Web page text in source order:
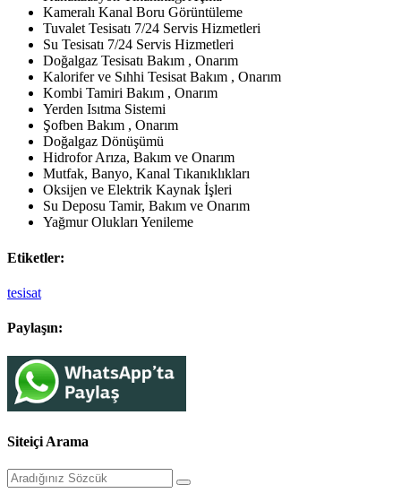
Kameralı Kanal Boru Görüntüleme
Tuvalet Tesisatı 7/24 Servis Hizmetleri
Su Tesisatı 7/24 Servis Hizmetleri
Doğalgaz Tesisatı Bakım , Onarım
Kalorifer ve Sıhhi Tesisat Bakım , Onarım
Kombi Tamiri Bakım , Onarım
Yerden Isıtma Sistemi
Şofben Bakım , Onarım
Doğalgaz Dönüşümü
Hidrofor Arıza, Bakım ve Onarım
Mutfak, Banyo, Kanal Tıkanıklıkları
Oksijen ve Elektrik Kaynak İşleri
Su Deposu Tamir, Bakım ve Onarım
Yağmur Olukları Yenileme
Etiketler:
tesisat
Paylaşın:
Siteiçi Arama